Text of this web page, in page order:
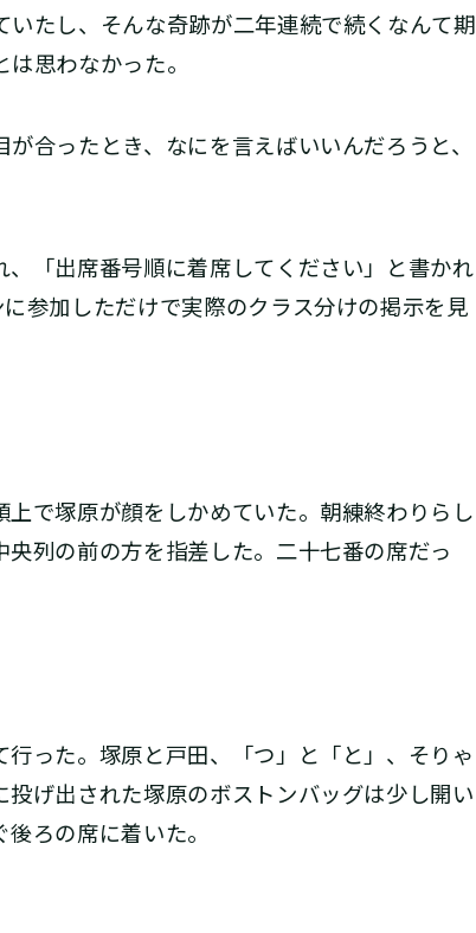
たし、そんな奇跡が二年連続で続くなんて期
思わなかった。
合ったとき、なにを言えばいいんだろうと、
「出席番号順に着席してください」と書かれ
参加しただけで実際のクラス分けの掲示を見
で塚原が顔をしかめていた。朝練終わりらし
列の前の方を指差した。二十七番の席だっ
った。塚原と戸田、「つ」と「と」、そりゃ
げ出された塚原のボストンバッグは少し開い
ろの席に着いた。